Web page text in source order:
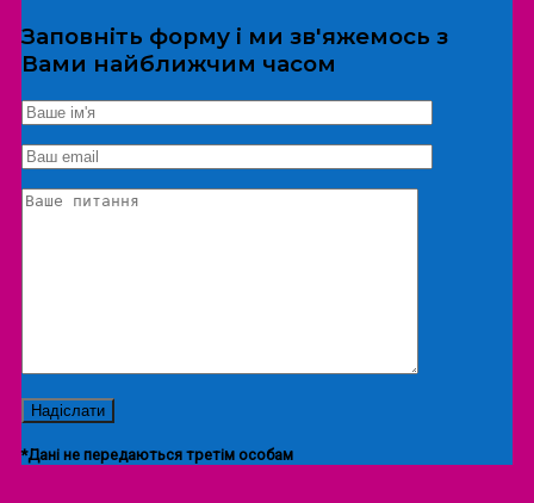
*Дані не передаються третім особам
Екскурсія/локація
Заповніть форму і ми зв'яжемось з
Вами найближчим часом
*Дані не передаються третім особам